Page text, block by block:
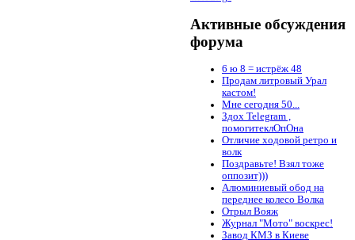
Активные обсуждения
форума
6 ю 8 = истрёж 48
Продам литровый Урал
кастом!
Мне сегодня 50...
Здох Telegram ,
помогитеклОпОна
Отличие ходовой ретро и
волк
Поздравьте! Взял тоже
оппозит)))
Алюминиевый обод на
переднее колесо Волка
Отрыл Вояж
Журнал "Мото" воскрес!
Завод КМЗ в Киеве